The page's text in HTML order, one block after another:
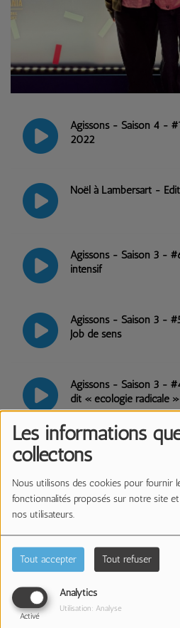
Les informations
collectons
Nous utilisons des cookies pour fournir
fonctionnalités proposés sur notre site
nos utilisateurs.
Tout accepter Tout refuser
Analytics
Activé
Utilisation: Analyse
Agissons - Saison 4 -
2022
Noël à Lambersart -
Agissons - Saison 3 -
intensif
Agissons - Saison 3 -
Job de sens
Agissons - Saison 3 -
dit « écologie radicale
Agissons - Saison 3 -
Hauts-De-France
Agissons - Saison 3 -
Greenwashing